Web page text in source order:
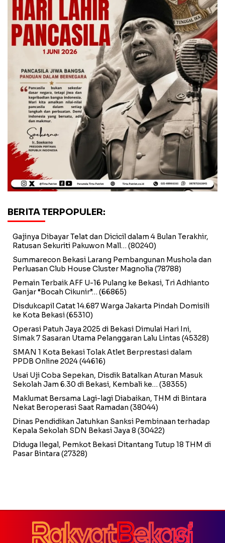
BERITA TERPOPULER:
Gajinya Dibayar Telat dan Dicicil dalam 4 Bulan Terakhir,
Ratusan Sekuriti Pakuwon Mall… (80240)
Summarecon Bekasi Larang Pembangunan Mushola dan
Perluasan Club House Cluster Magnolia (78788)
Pemain Terbaik AFF U-16 Pulang ke Bekasi, Tri Adhianto
Ganjar “Bocah Cikunir”… (66865)
Disdukcapil Catat 14.687 Warga Jakarta Pindah Domisili
ke Kota Bekasi(65310)
Operasi Patuh Jaya 2025 di Bekasi Dimulai Hari Ini,
Simak 7 Sasaran Utama Pelanggaran Lalu Lintas (45328)
SMAN 1 Kota Bekasi Tolak Atlet Berprestasi dalam
PPDB Online 2024(44616)
Usai Uji Coba Sepekan, Disdik Batalkan Aturan Masuk
Sekolah Jam 6.30 di Bekasi, Kembali ke… (38355)
Maklumat Bersama Lagi-lagi Diabaikan, THM di Bintara
Nekat Beroperasi Saat Ramadan (38044)
Dinas Pendidikan Jatuhkan Sanksi Pembinaan terhadap
Kepala Sekolah SDN Bekasi Jaya 8 (30422)
Diduga Ilegal, Pemkot Bekasi Ditantang Tutup 18 THM di
Pasar Bintara (27328)